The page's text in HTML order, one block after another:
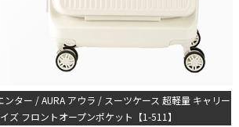
ンター / AURA アウラ / スーツケース 超軽量 キャリー
ズ フロントオープンポケット【1-511】